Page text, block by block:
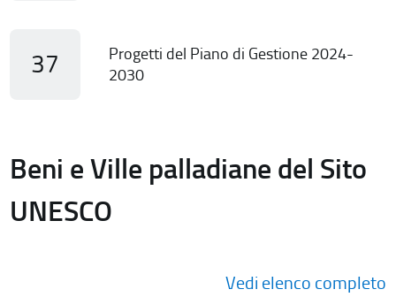
37
Progetti del Piano di Gestione 2024-
2030
Beni e Ville palladiane del Sito
UNESCO
Vedi elenco completo